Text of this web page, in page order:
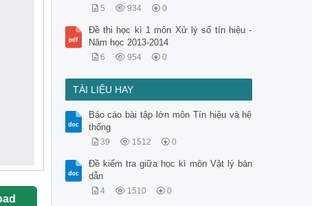
5 934 0
Đề thi học kì 1 môn Xử lý số tín hiệu -
Năm học 2013-2014
6 954 0
TÀI LIỆU HAY
Báo cáo bài tập lớn môn Tín hiệu và hệ
thống
39 1512 0
Đề kiểm tra giữa học kì môn Vật lý bán
dẫn
4 1510 0